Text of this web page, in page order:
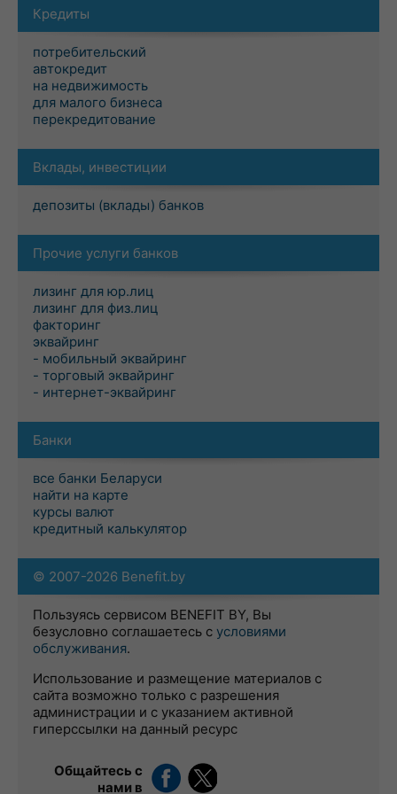
Кредиты
потребительский
автокредит
на недвижимость
для малого бизнеса
перекредитование
Вклады, инвестиции
депозиты (вклады) банков
Прочие услуги банков
лизинг для юр.лиц
лизинг для физ.лиц
факторинг
эквайринг
- мобильный эквайринг
- торговый эквайринг
- интернет-эквайринг
Банки
все банки Беларуси
найти на карте
курсы валют
кредитный калькулятор
© 2007-2026 Benefit.by
Пользуясь сервисом BENEFIT BY, Вы
безусловно соглашаетесь с условиями
обслуживания.
Использование и размещение материалов с
сайта возможно только с разрешения
администрации и с указанием активной
гиперссылки на данный ресурс
Общайтесь с
нами в